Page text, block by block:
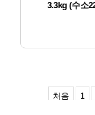
3.3kg (
처음 1